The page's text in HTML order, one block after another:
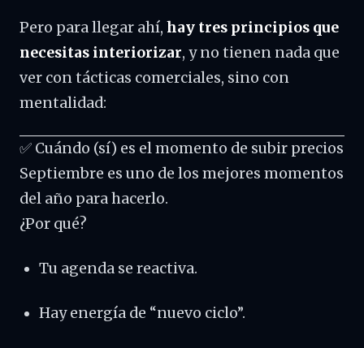
Pero para llegar ahí, hay tres principios que
necesitas interiorizar, y no tienen nada que
ver con tácticas comerciales, sino con
mentalidad:
✅ Cuándo (sí) es el momento de subir precios
Septiembre es uno de los mejores momentos
del año para hacerlo.
¿Por qué?
Tu agenda se reactiva.
Hay energía de “nuevo ciclo”.